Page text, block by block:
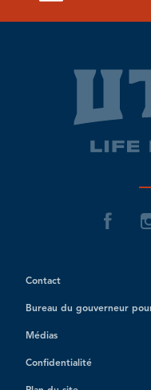
Contact
Bureau du gouverneur
Médias
Confidentialité